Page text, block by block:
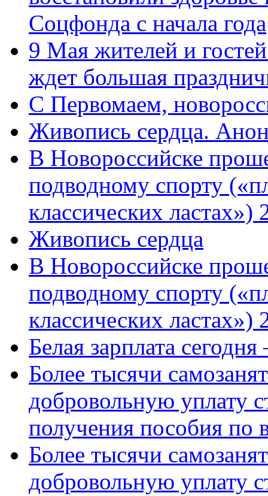
Соцфонда с начала года
9 Мая жителей и
ждет большая
C Первомаем,
Живопись сердца.
В Новороссийске
подводному спорту
классических
Живопись сердца
В Новороссийске
подводному спорту
классических ластах»)
Белая зарплата
Более тысячи
добровольную уплату
получения пособия по
Более тысячи
добровольную уплату